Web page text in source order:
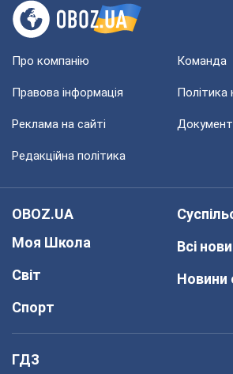
Про компанію Команда
Правова інформація Політика
Реклама на сайті
Редакційна політика
OBOZ.UA
Моя Школа
Світ
Спорт
Всі
Новини
ГДЗ